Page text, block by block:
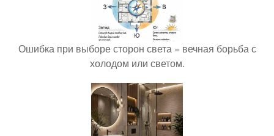
Ошибка при выборе сторон света = вечная борьба с
холодом или светом.